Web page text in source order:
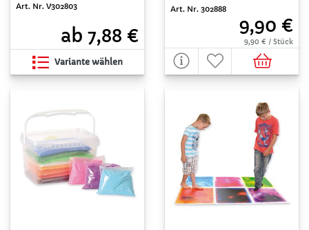
Art. Nr. V302803
ab 7,88 €
Variante wählen
Art. Nr. 302888
9,90 €
9,90 € / Stück